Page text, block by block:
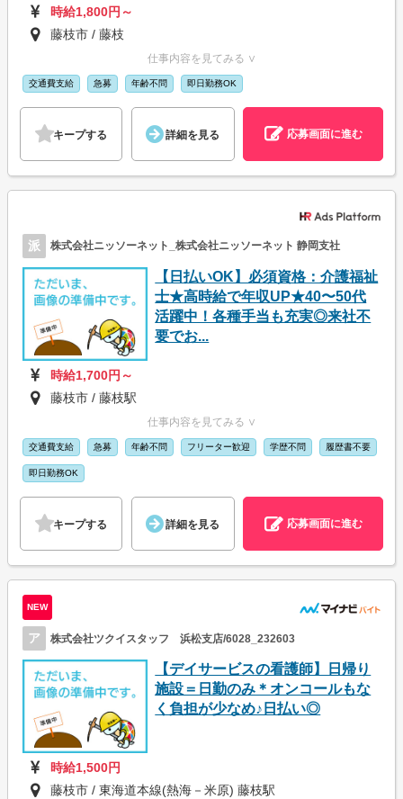
時給1,800円～
藤枝市 / 藤枝
仕事内容を見てみる ∨
交通費支給 急募 年齢不問 即日勤務OK
キープする 詳細を見る 応募画面に進む
派 株式会社ニッソーネット_株式会社ニッソーネット 静岡支社
【日払いOK】必須資格：介護福祉
士★高時給で年収UP★40〜50代
活躍中！各種手当も充実◎来社不
要でお...
時給1,700円～
藤枝市 / 藤枝駅
仕事内容を見てみる ∨
交通費支給 急募 年齢不問 フリーター歓迎 学歴不問 履歴書不要
即日勤務OK
キープする 詳細を見る 応募画面に進む
NEW
ア 株式会社ツクイスタッフ 浜松支店/6028_232603
【デイサービスの看護師】日帰り
施設＝日勤のみ＊オンコールもな
く負担が少なめ♪日払い◎
時給1,500円
藤枝市 / 東海道本線(熱海－米原) 藤枝駅